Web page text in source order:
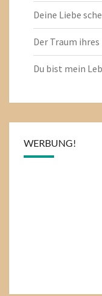
Deine Liebe
Der Traum ihres
Du bist mein
WERBUNG!